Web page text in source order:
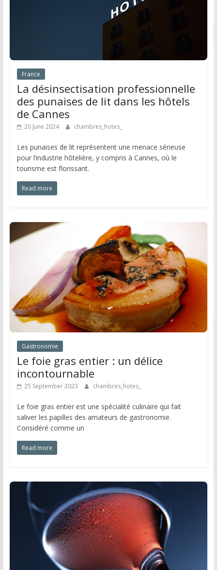
France
La désinsectisation professionnelle
des punaises de lit dans les hôtels
de Cannes
20 June 2024 chambres_hotes_
Les punaises de lit représentent une menace sérieuse
pour l’industrie hôtelière, y compris à Cannes, où le
tourisme est florissant.
Read more
Gastronomie
Le foie gras entier : un délice
incontournable
25 September 2023 chambres_hotes_
Le foie gras entier est une spécialité culinaire qui fait
saliver les papilles des amateurs de gastronomie.
Considéré comme un
Read more